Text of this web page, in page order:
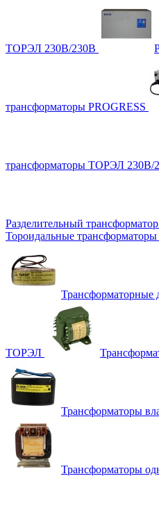
ТОРЭЛ 230В/230В
трансформаторы PROGRESS
трансформаторы ТОРЭЛ 230В/
Разделительный
Тороидальные
Трансформаторные
ТОРЭЛ
Трансформаторы
Трансформаторы